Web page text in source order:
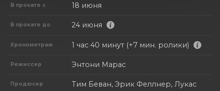
В прокате с 18 июня
В прокате до 24 июня
Хронометраж 1 час 40 минут (+7 мин. ролики)
Режиссер Энтони Марас
Продюсер
Тим Беван, Эрик Феллнер, Лукас